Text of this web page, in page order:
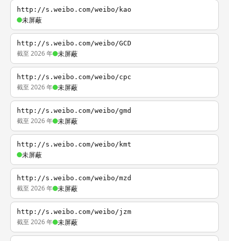
http://s.weibo.com/weibo/kao
未屏蔽
http://s.weibo.com/weibo/GCD
截至 2026 年 未屏蔽
http://s.weibo.com/weibo/cpc
截至 2026 年 未屏蔽
http://s.weibo.com/weibo/gmd
截至 2026 年 未屏蔽
http://s.weibo.com/weibo/kmt
未屏蔽
http://s.weibo.com/weibo/mzd
截至 2026 年 未屏蔽
http://s.weibo.com/weibo/jzm
截至 2026 年 未屏蔽